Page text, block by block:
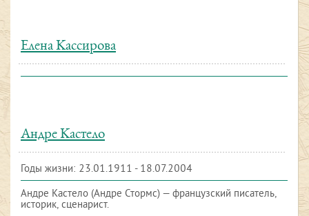
Елена Кассирова
Андре Кастело
Годы жизни: 23.01.1911 - 18.07.2004
Андре Кастело (Андре Стормс) — французский писатель,
историк, сценарист.